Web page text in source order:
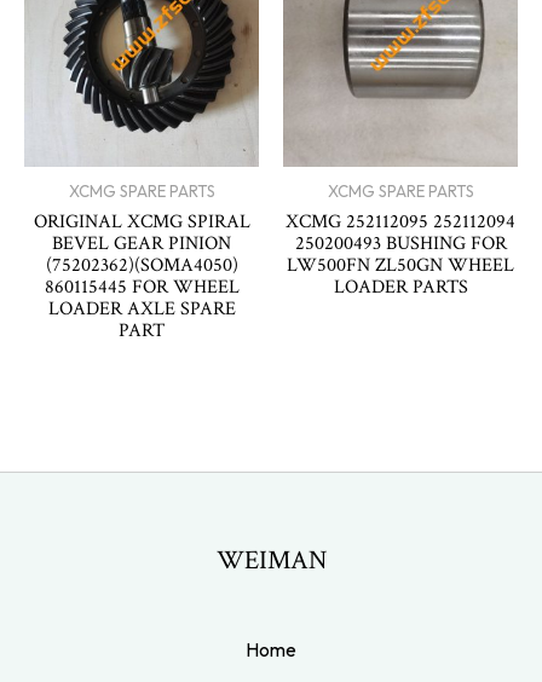
XCMG SPARE PARTS
ORIGINAL XCMG SPIRAL
BEVEL GEAR PINION
(75202362)(SOMA4050)
860115445 FOR WHEEL
LOADER AXLE SPARE
PART
XCMG SPARE PARTS
XCMG 252112095 252112094
250200493 BUSHING FOR
LW500FN ZL50GN WHEEL
LOADER PARTS
WEIMAN
Home